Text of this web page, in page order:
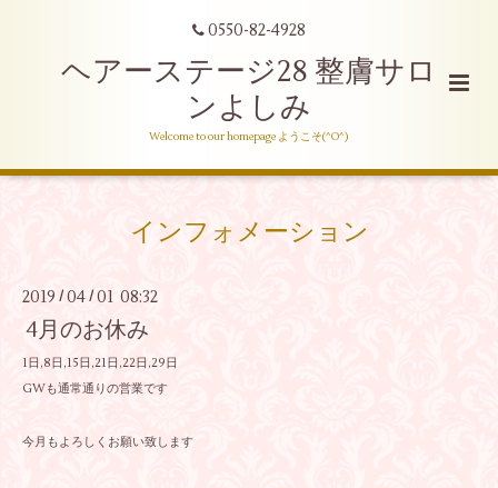
0550-82-4928
ヘアーステージ28 整膚サロ
ンよしみ
Welcome to our homepage ようこそ(^O^)
インフォメーション
2019 / 04 / 01 08:32
4月のお休み
1日,8日,15日,21日,22日,29日
GWも通常通りの営業です
今月もよろしくお願い致します